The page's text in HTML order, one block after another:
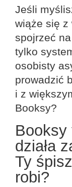
Jeśli
wiąże się z
spojrzeć
tylko
osobisty
prowadzić
i z
Booksy?
Booksy
działa
Ty
robi?